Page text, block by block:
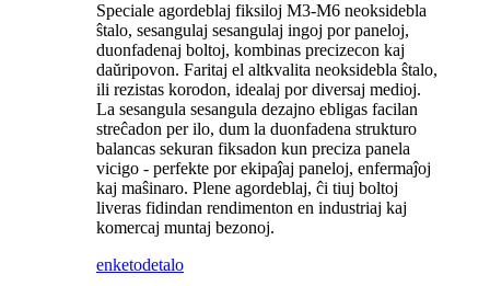
Speciale agordeblaj fiksiloj M3-M6 neoksidebla
ŝtalo, sesangulaj sesangulaj ingoj por paneloj,
duonfadenaj boltoj, kombinas precizecon kaj
daŭripovon. Faritaj el altkvalita neoksidebla ŝtalo,
ili rezistas korodon, idealaj por diversaj medioj.
La sesangula sesangula dezajno ebligas facilan
streĉadon per ilo, dum la duonfadena strukturo
balancas sekuran fiksadon kun preciza panela
vicigo - perfekte por ekipaĵaj paneloj, enfermaĵoj
kaj maŝinaro. Plene agordeblaj, ĉi tiuj boltoj
liveras fidindan rendimenton en industriaj kaj
komercaj muntaj bezonoj.
enketodetalo